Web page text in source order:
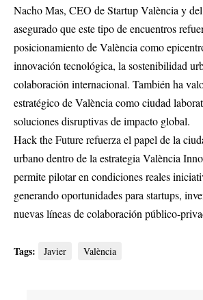
Nacho Mas, CEO de Startup València y
asegurado que este tipo de encuentros
posicionamiento de València como
innovación tecnológica, la sostenibilidad
colaboración internacional. También ha
estratégico de València como ciudad
soluciones disruptivas de impacto global.
Hack the Future refuerza el papel de la
urbano dentro de la estrategia València
permite pilotar en condiciones reales
generando oportunidades para startups,
nuevas líneas de colaboración público-
Tags: Javier València